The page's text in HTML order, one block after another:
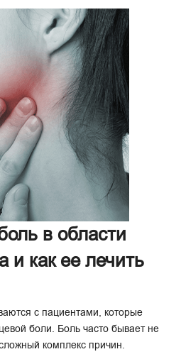
в области
и как ее лечить
с пациентами, которые
боли. Боль часто бывает не
комплекс причин.